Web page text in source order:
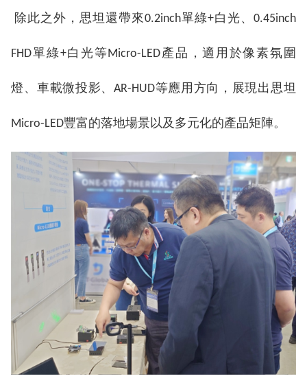
除此之外，思坦還帶來0.2inch單綠+白光、0.45inch
FHD單綠+白光等Micro-LED產品，適用於像素氛圍
燈、車載微投影、AR-HUD等應用方向，展現出思坦
Micro-LED豐富的落地場景以及多元化的產品矩陣。